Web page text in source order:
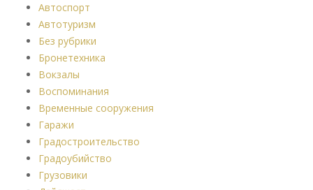
Автоспорт
Автотуризм
Без рубрики
Бронетехника
Вокзалы
Воспоминания
Временные сооружения
Гаражи
Градостроительство
Градоубийство
Грузовики